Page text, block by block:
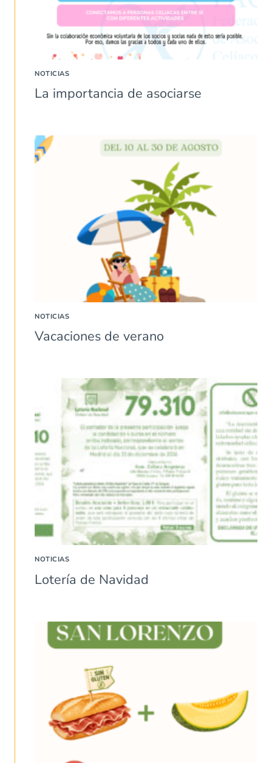
NOTICIAS
La importancia de asociarse
NOTICIAS
Vacaciones de verano
NOTICIAS
Lotería de Navidad